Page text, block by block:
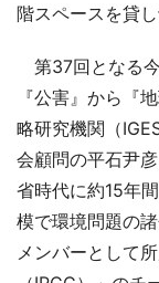
階スペースを貸
第37回となる
『公害』から『
略研究機関（
会顧問の平石尹
省時代に約15年
模で環境問題の
メンバーとして